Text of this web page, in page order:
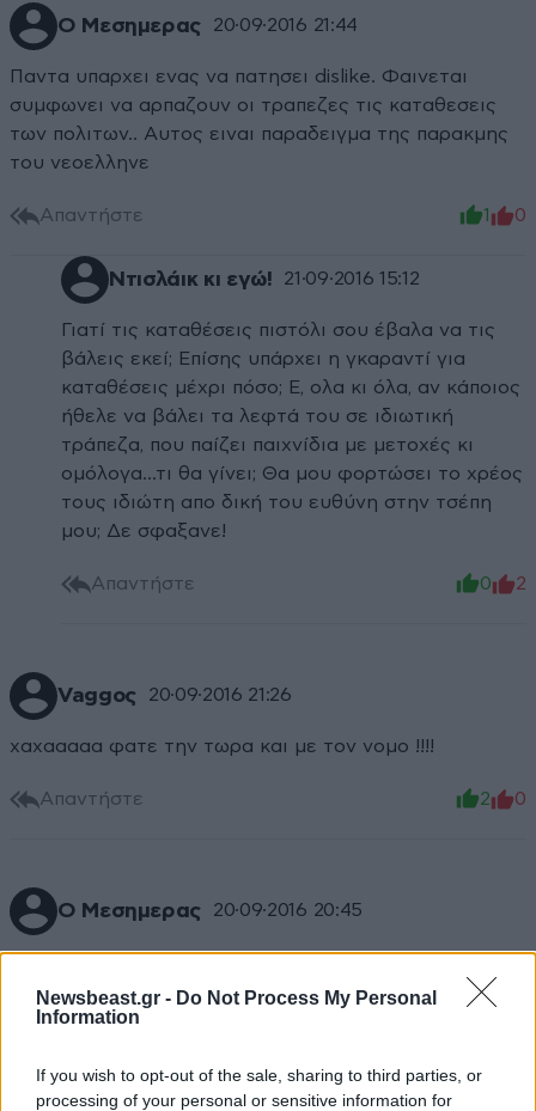
Newsbeast.gr - Do Not Process My Personal
Information
If you wish to opt-out of the sale, sharing to third parties, or
processing of your personal or sensitive information for
Ο Μεσημερας 20·09·2016 21:44
Παντα υπαρχει ενας να πατησει dislike. Φαινεται
συμφωνει να αρπαζουν οι τραπεζες τις καταθεσεις
των πολιτων.. Αυτος ειναι παραδειγμα της παρακμης
του νεοελληνε
Απαντήστε 1 0
Ντισλάικ κι εγώ! 21·09·2016 15:12
Γιατί τις καταθέσεις πιστόλι σου έβαλα να τις
βάλεις εκεί; Επίσης υπάρχει η γκαραντί για
καταθέσεις μέχρι πόσο; Ε, ολα κι όλα, αν κάποιος
ήθελε να βάλει τα λεφτά του σε ιδιωτική
τράπεζα, που παίζει παιχνίδια με μετοχές κι
ομόλογα...τι θα γίνει; Θα μου φορτώσει το χρέος
τους ιδιώτη απο δική του ευθύνη στην τσέπη
μου; Δε σφαξανε!
Απαντήστε 0 2
Vaggος 20·09·2016 21:26
χαχααααα φατε την τωρα και με τον νομο !!!!
Απαντήστε 2 0
Ο Μεσημερας 20·09·2016 20:45
λιρα